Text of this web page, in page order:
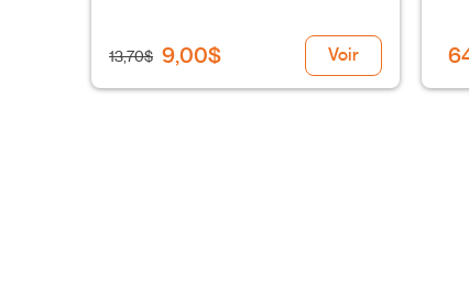
13,70$ 9,00$ Voir